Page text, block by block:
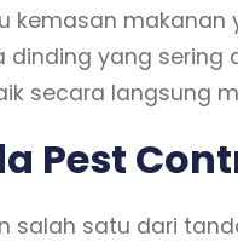
kemasan makanan
yang sering
secara langsung
Pest
salah satu dari